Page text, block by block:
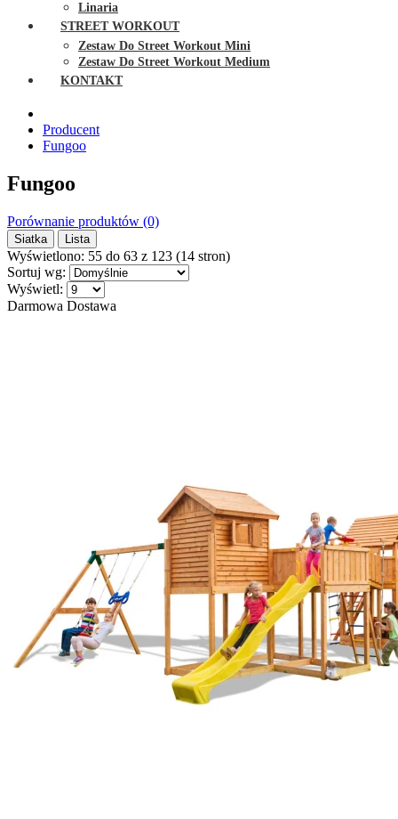
Linaria
STREET WORKOUT
Zestaw Do Street Workout Mini
Zestaw Do Street Workout Medium
KONTAKT
Producent
Fungoo
Fungoo
Porównanie produktów (0)
Siatka Lista
Wyświetlono: 55 do 63 z 123 (14 stron)
Sortuj wg:
Wyświetl:
Darmowa Dostawa